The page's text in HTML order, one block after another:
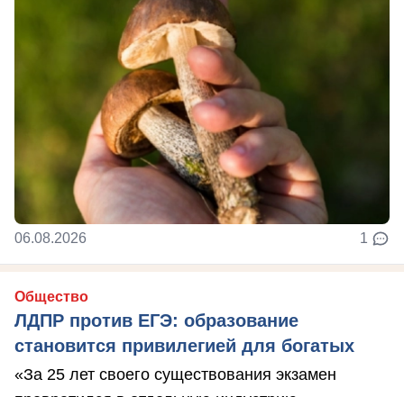
06.08.2026 1
Общество
ЛДПР против ЕГЭ: образование
становится привилегией для богатых
«За 25 лет своего существования экзамен